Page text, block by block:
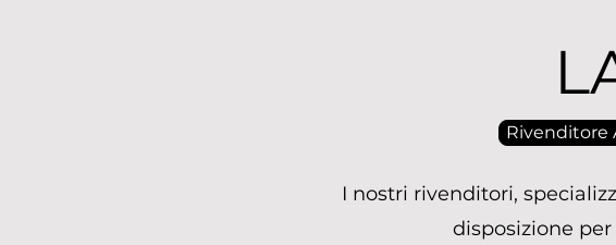
Rivenditore
I nostri rivenditori,
disposizione